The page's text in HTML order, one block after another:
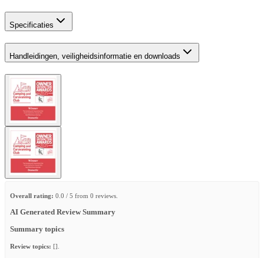
Specificaties
Handleidingen, veiligheidsinformatie en downloads
Overall rating: 0.0 / 5 from 0 reviews.
AI Generated Review Summary
Summary topics
Review topics: [].